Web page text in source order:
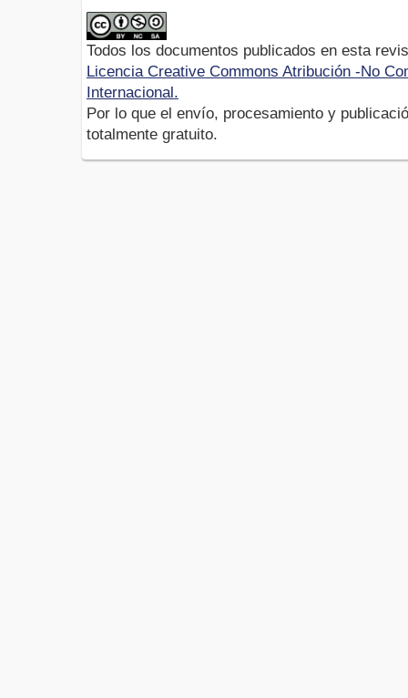
Todos los documentos publicados en esta
Licencia Creative Commons Atribución -No
Internacional.
Por lo que el envío, procesamiento y
totalmente gratuito.